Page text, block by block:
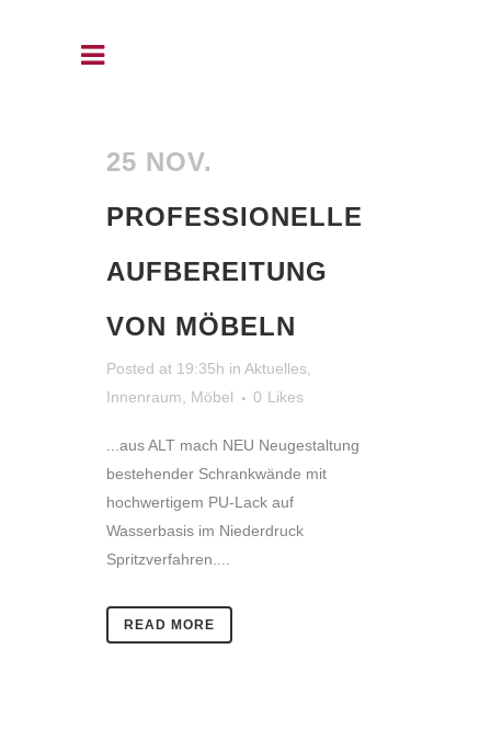
25 NOV.
PROFESSIONELLE
AUFBEREITUNG
VON MÖBELN
Posted at 19:35h in Aktuelles
Innenraum
Möbel 0 Likes
...aus ALT mach NEU Neugestaltung
bestehender Schrankwände mit
hochwertigem PU-Lack auf
Wasserbasis im Niederdruck
Spritzverfahren....
READ MORE